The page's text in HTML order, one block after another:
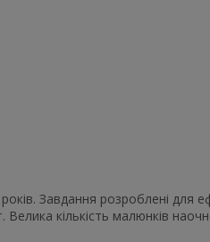
Завдання розроблені для
кількість малюнків